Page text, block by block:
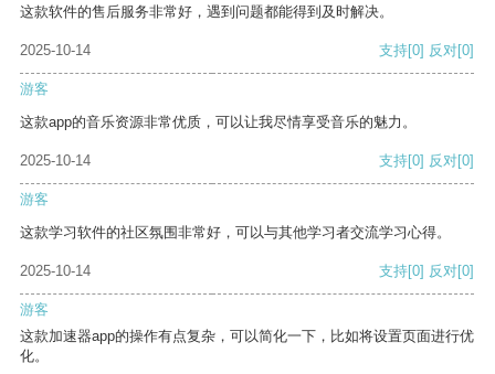
这款软件的售后服务非常好，遇到问题都能得到及时解决。
2025-10-14 支持[0] 反对[0]
游客
这款app的音乐资源非常优质，可以让我尽情享受音乐的魅力。
2025-10-14 支持[0] 反对[0]
游客
这款学习软件的社区氛围非常好，可以与其他学习者交流学习心得。
2025-10-14 支持[0] 反对[0]
游客
这款加速器app的操作有点复杂，可以简化一下，比如将设置页面进行优
化。